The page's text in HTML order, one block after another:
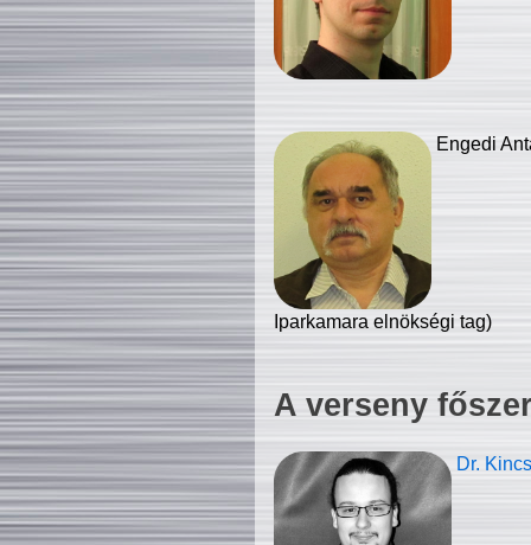
Engedi
Iparkamara elnökségi tag)
A verseny
Dr.